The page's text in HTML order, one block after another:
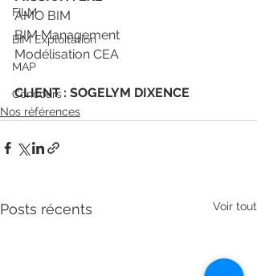
FILM
BIM Exploitation
MAP
Concours
AMO BIM
BIM Management
Modélisation CEA
CLIENT : SOGELYM DIXENCE
Nos références
Posts récents Voir tout